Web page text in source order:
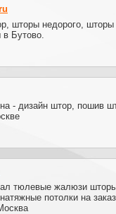
шторы недорого, шторы
Бутово.
- дизайн штор, пошив
тюлевые жалюзи
потолки на